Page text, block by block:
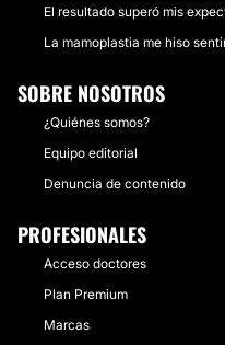
El resultado superó mis
La mamoplastia me hiso
SOBRE NOSOTROS
¿Quiénes somos?
Equipo editorial
Denuncia de contenido
PROFESIONALES
Acceso doctores
Plan Premium
Marcas